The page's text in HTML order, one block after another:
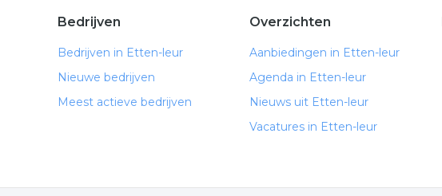
Bedrijven
Bedrijven in Etten-leur
Nieuwe bedrijven
Meest actieve bedrijven
Overzichten
Aanbiedingen in Etten-leur
Agenda in Etten-leur
Nieuws uit Etten-leur
Vacatures in Etten-leur